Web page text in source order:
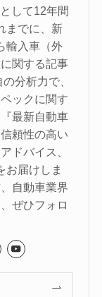
して12年間
までに、新
輸入車（外
関する記事
分析力で、
ックに関す
最新自動車
頼性の高い
ドバイス、
お届けしま
自動車業界
ぜひフォロ